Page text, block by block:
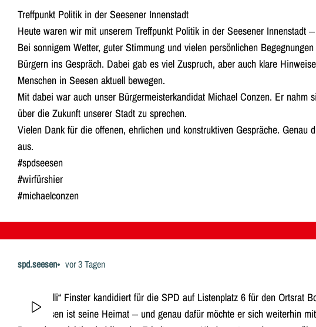
Treffpunkt Politik in der Seesener Innenstadt
Heute waren wir mit unserem Treffpunkt Politik in der Seesener Innenstadt
Bei sonnigem Wetter, guter Stimmung und vielen persönlichen
Bürgern ins Gespräch. Dabei gab es viel Zuspruch, aber auch klare
Menschen in Seesen aktuell bewegen.
Mit dabei war auch unser Bürgermeisterkandidat Michael Conzen. Er nahm
über die Zukunft unserer Stadt zu sprechen.
Vielen Dank für die offenen, ehrlichen und konstruktiven Gespräche. Genau
aus.
#spdseesen
#wirfürshier
#michaelconzen
spd.seesen vor 3 Tagen
Ulrich „Ulli“ Finster kandidiert für die SPD auf Listenplatz 6 für den Ortsrat
Bornhausen ist seine Heimat – und genau dafür möchte er sich weiterhin